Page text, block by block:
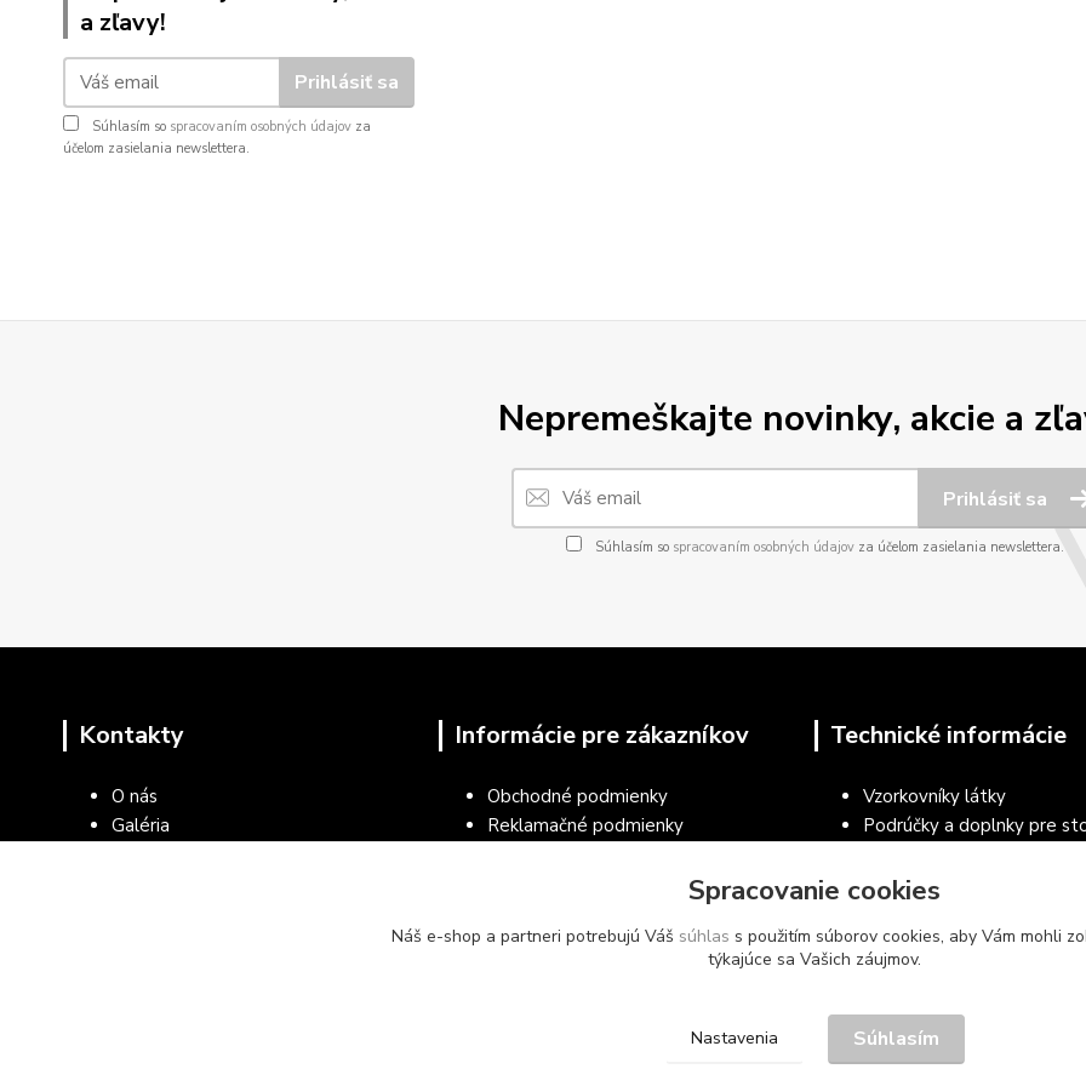
a zľavy!
Prihlásiť sa
Súhlasím so spracovaním osobných údajov za
účelom zasielania newslettera.
Nepremeškajte novinky, akcie a
Prihlásiť sa
Súhlasím so spracovaním osobných údajovza účelom zasielania newslettera.
Kontakty
O nás
Galéria
Informácie pre zákazníkov
Obchodné podmienky
Reklamačné podmienky
Všeobecné podmienky používania
Vrátenie tovaru
Technické informácie
Vzorkovníky látky
Podrúčky a doplnky pre
Vzorkovníky RAL
Spracovanie cookies
Náš e-shop a partneri potrebujú Váš súhlas s použitím súborov cookies, aby Vám mohli
týkajúce sa Vašich záujmov.
Nastavenia Súhlasím